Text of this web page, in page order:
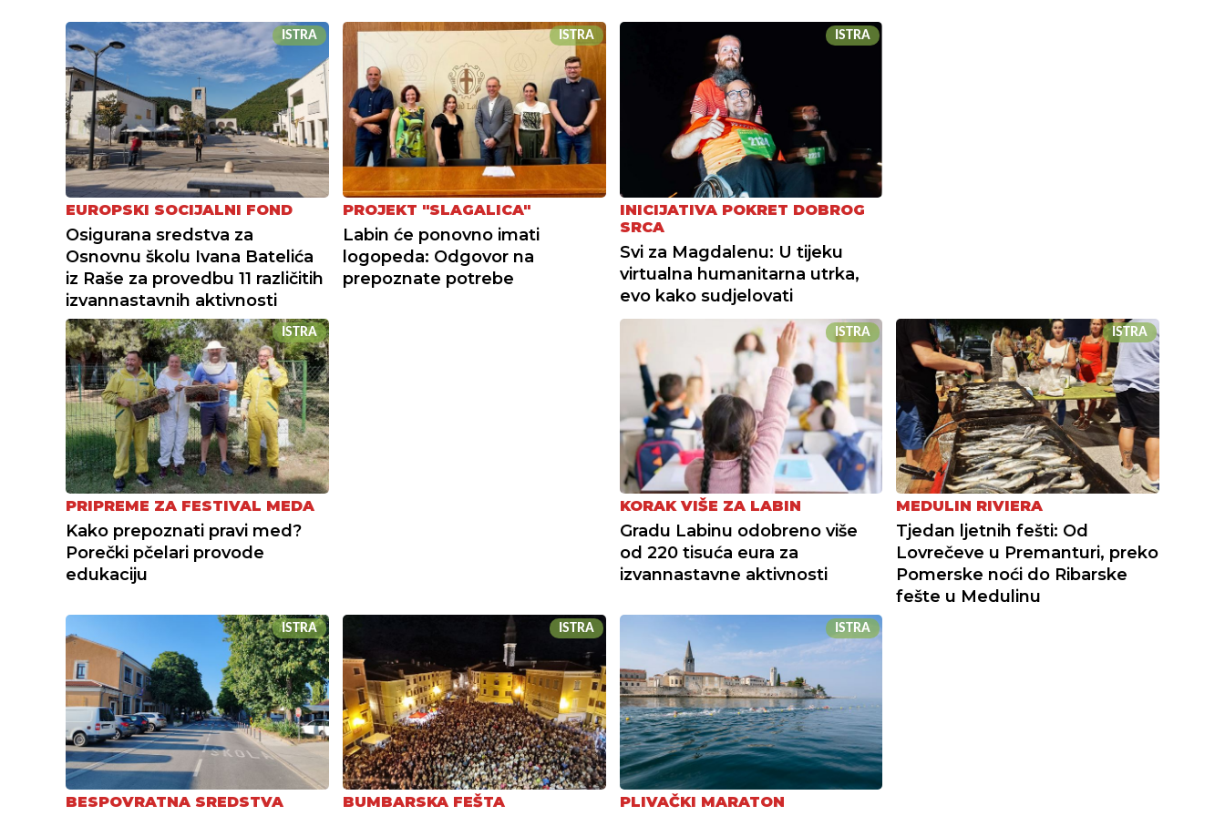
ISTRA
EUROPSKI SOCIJALNI FOND
Osigurana sredstva za
Osnovnu školu Ivana Batelića
iz Raše za provedbu 11 različitih
izvannastavnih aktivnosti
ISTRA
PROJEKT "SLAGALICA"
Labin će ponovno imati
logopeda: Odgovor na
prepoznate potrebe
ISTRA
INICIJATIVA POKRET DOBROG
SRCA
Svi za Magdalenu: U tijeku
virtualna humanitarna utrka,
evo kako sudjelovati
ISTRA
PRIPREME ZA FESTIVAL MEDA
Kako prepoznati pravi med?
Porečki pčelari provode
edukaciju
ISTRA
KORAK VIŠE ZA LABIN
Gradu Labinu odobreno više
od 220 tisuća eura za
izvannastavne aktivnosti
ISTRA
MEDULIN RIVIERA
Tjedan ljetnih fešti: Od
Lovrečeve u Premanturi, preko
Pomerske noći do Ribarske
fešte u Medulinu
ISTRA
BESPOVRATNA SREDSTVA
ISTRA
BUMBARSKA FEŠTA
ISTRA
PLIVAČKI MARATON